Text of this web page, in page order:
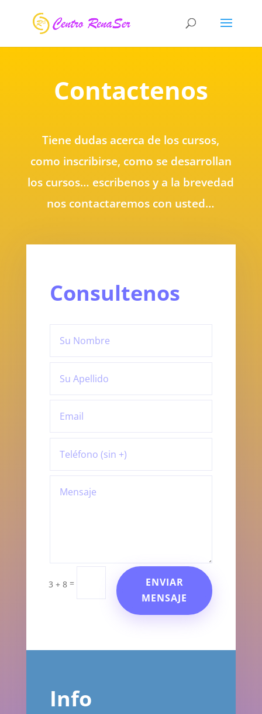
Contactenos
Tiene dudas acerca de los cursos,
como inscribirse, como se desarrollan
los cursos… escribenos y a la brevedad
nos contactaremos con usted…
Consultenos
3 + 8 =
ENVIAR
MENSAJE
Info